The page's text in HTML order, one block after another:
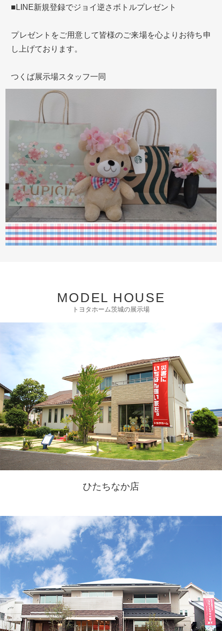
■LINE新規登録でジョイ逆さボトルプレゼント
プレゼントをご用意して皆様のご来場を心よりお待ち申
し上げております。
つくば展示場スタッフ一同
MODEL HOUSE
トヨタホーム茨城の展示場
ひたちなか店